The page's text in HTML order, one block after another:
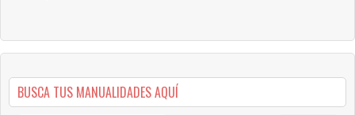
BUSCA TUS MANUALIDADES AQUÍ